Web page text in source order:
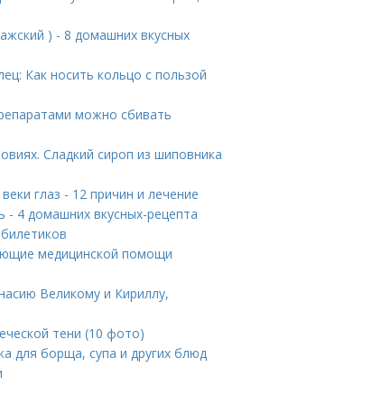
) - 8 домашних вкусных
Как носить кольцо с пользой
можно сбивать
Сладкий сироп из шиповника
глаз - 12 причин и лечение
4 домашних вкусных-рецепта
медицинской помощи
Великому и Кириллу,
тени (10 фото)
для борща, супа и других блюд